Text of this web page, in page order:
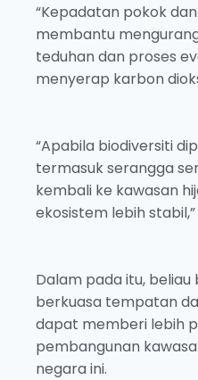
“Kepadatan pokok
membantu
teduhan dan proses
menyerap karbon
“Apabila biodiversiti
termasuk serangga
kembali ke kawasan
ekosistem lebih
Dalam pada itu,
berkuasa tempatan
dapat memberi lebih
pembangunan
negara ini.